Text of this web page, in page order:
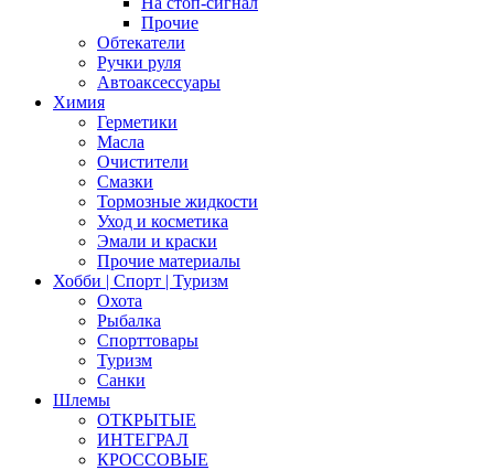
Прочие
Обтекатели
Ручки руля
Автоаксессуары
Химия
Герметики
Масла
Очистители
Смазки
Тормозные жидкости
Уход и косметика
Эмали и краски
Прочие материалы
Хобби | Cпорт | Туризм
Охота
Рыбалка
Спорттовары
Туризм
Санки
Шлемы
ОТКРЫТЫЕ
ИНТЕГРАЛ
КРОССОВЫЕ